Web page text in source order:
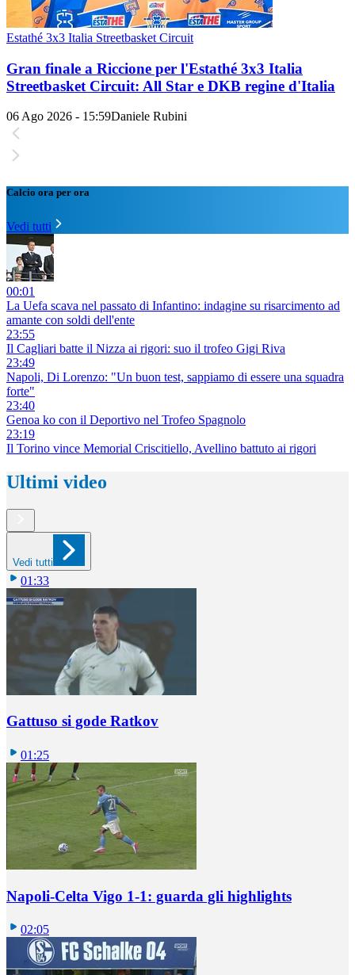
Estathé 3x3 Italia Streetbasket Circuit
Gran finale a Riccione per l'Estathé 3x3 Italia
Streetbasket Circuit: All Star e DKB regine d'Italia
06 Ago 2026 - 15:59Daniele Rubini
Calcio ora per ora
Vedi tutti
00:01
La Uefa scava nel passato di Infantino: indagine su risarcimento ad
amante con soldi dell'ente
23:55
Il Cagliari batte il Nizza ai rigori: suo il trofeo Gigi Riva
23:49
Napoli, Di Lorenzo: "Un buon test, sappiamo di essere una squadra
forte"
23:40
Genoa ko con il Deportivo nel Trofeo Spagnolo
23:19
Il Torino vince Memorial Criscitiello, Avellino battuto ai rigori
Ultimi video
Vedi tutti
01:33
Gattuso si gode Ratkov
01:25
Napoli-Celta Vigo 1-1: guarda gli highlights
02:05